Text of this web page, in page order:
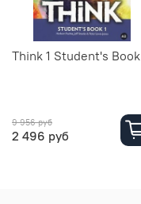
Think 1 Student's Book
9 956 руб
2 496 руб